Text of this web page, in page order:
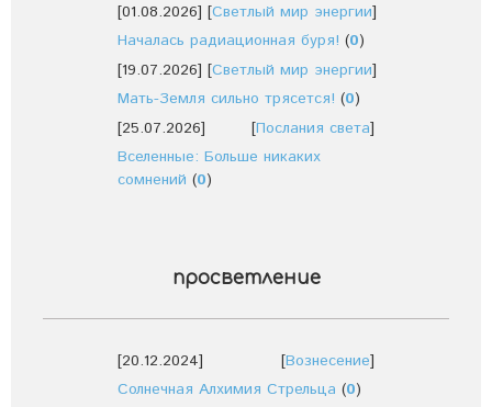
[01.08.2026] [Светлый мир энергии]
Началась радиационная буря! (0)
[19.07.2026] [Светлый мир энергии]
Мать-Земля сильно трясется! (0)
[25.07.2026]
[Послания света]
Вселенные: Больше никаких
сомнений (0)
просветление
[20.12.2024] [Вознесение]
Солнечная Алхимия Стрельца (0)